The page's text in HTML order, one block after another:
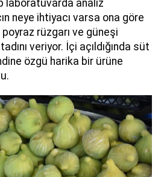
laboratuvarda analiz
neye ihtiyacı varsa ona göre
rüzgarı ve güneşi
veriyor. İçi açıldığında süt
özgü harika bir ürüne